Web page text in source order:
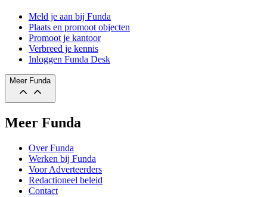
Meld je aan bij Funda
Plaats en promoot objecten
Promoot je kantoor
Verbreed je kennis
Inloggen Funda Desk
Meer Funda
Meer Funda
Over Funda
Werken bij Funda
Voor Adverteerders
Redactioneel beleid
Contact